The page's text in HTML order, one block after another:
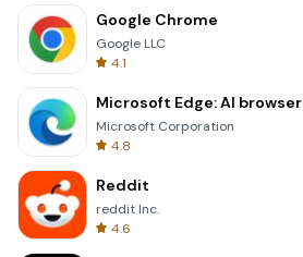
Google Chrome
Google LLC
4.1
Microsoft Edge: AI browser
Microsoft Corporation
4.8
Reddit
reddit Inc.
4.6